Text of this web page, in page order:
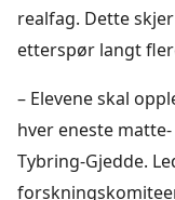
realfag. Dette
etterspør langt
– Elevene skal
hver eneste
Tybring-Gjedde.